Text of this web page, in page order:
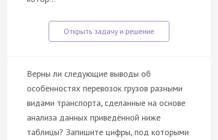
Верны ли следующие выводы об
особенностях перевозок грузов разными
видами транспорта, сделанные на основе
анализа данных приведённой ниже
таблицы? Запишите цифры, под которыми